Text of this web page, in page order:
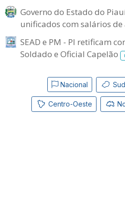
Governo do Estado do
unificados com salários de
SEAD e PM - PI retificam
Soldado e Oficial Capelão
Nacional
Centro-Oeste